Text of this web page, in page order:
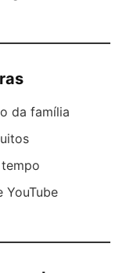
da família
YouTube